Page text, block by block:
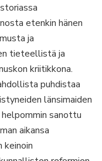
etenkin hänen
ja
tieteellistä ja
kriitikkona.
puhdistaa
länsimaiden
sanottu
aikansa
keinoin